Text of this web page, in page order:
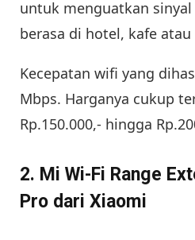
untuk menguatkan
berasa di hotel, kafe
Kecepatan wifi yang
Mbps. Harganya cukup
Rp.150.000,- hingga
2. Mi Wi-Fi Range
Pro dari Xiaomi